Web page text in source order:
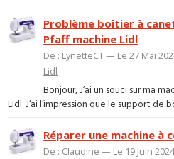
Problème boîtier à
Pfaff machine Lidl
De : LynetteCT — Le 27 Mai
Lidl
Bonjour, J’ai un souci sur ma
Lidl. J’ai l’impression que le support de
Réparer une machine à
De : Claudine — Le 19 Juin